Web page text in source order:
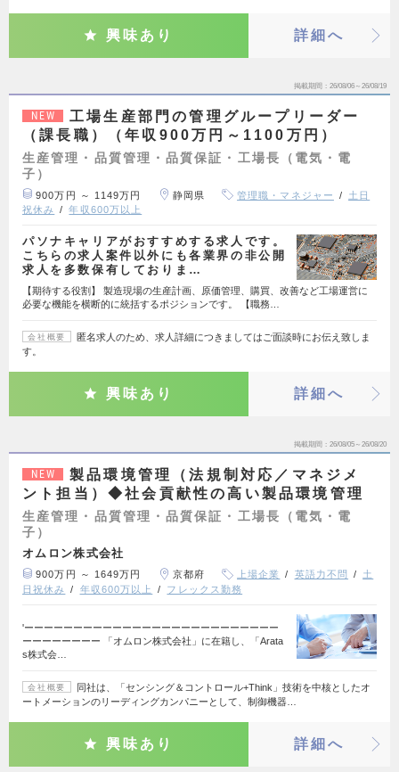
興味あり 詳細へ
掲載期間 26/08/06～26/08/19
NEW
工場生産部門の管理グループリーダー
（課長職）（年収900万円～1100万円）
生産管理・品質管理・品質保証・工場長（電気・電
子）
900万円 ～ 1149万円 静岡県 管理職・マネジャー
土日
祝休み
年収600万以上
パソナキャリアがおすすめする求人です。
こちらの求人案件以外にも各業界の非公開
求人を多数保有しておりま…
【期待する役割】 製造現場の生産計画、原価管理、購買、改善など工場運営に
必要な機能を横断的に統括するポジションです。 【職務…
会社概要
匿名求人のため、求人詳細につきましてはご面談時にお伝え致しま
す。
興味あり 詳細へ
掲載期間 26/08/05～26/08/20
NEW
製品環境管理（法規制対応／マネジメ
ント担当）◆社会貢献性の高い製品環境管理
生産管理・品質管理・品質保証・工場長（電気・電
子）
オムロン株式会社
900万円 ～ 1649万円 京都府 上場企業 英語力不問
土
日祝休み
年収600万以上 フレックス勤務
'ーーーーーーーーーーーーーーーーーーーーーーーーーー
ーーーーーーーー 「オムロン株式会社」に在籍し、「Arata
s株式会…
会社概要
同社は、「センシング＆コントロール+Think」技術を中核としたオ
ートメーションのリーディングカンパニーとして、制御機器…
興味あり 詳細へ